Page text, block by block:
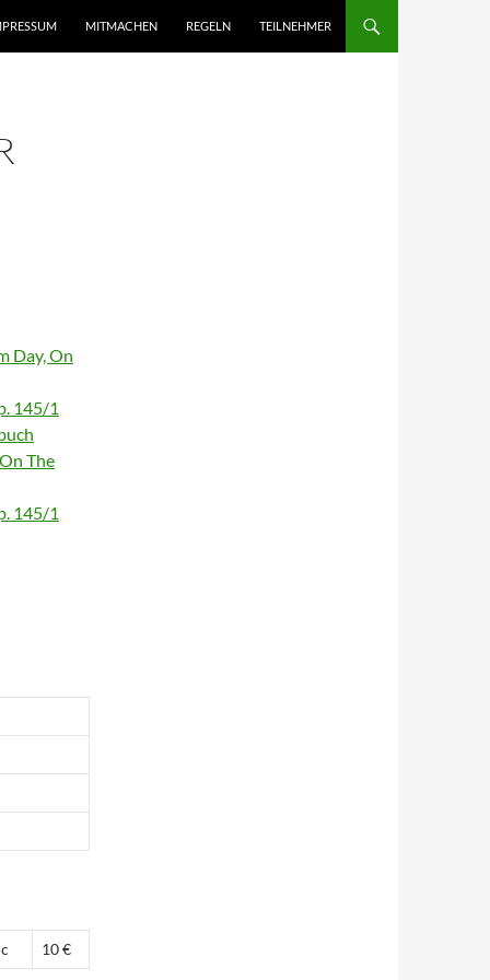
MITMACHEN REGELN TEILNEHMER
Day, On
145/1
The
145/1
10 €